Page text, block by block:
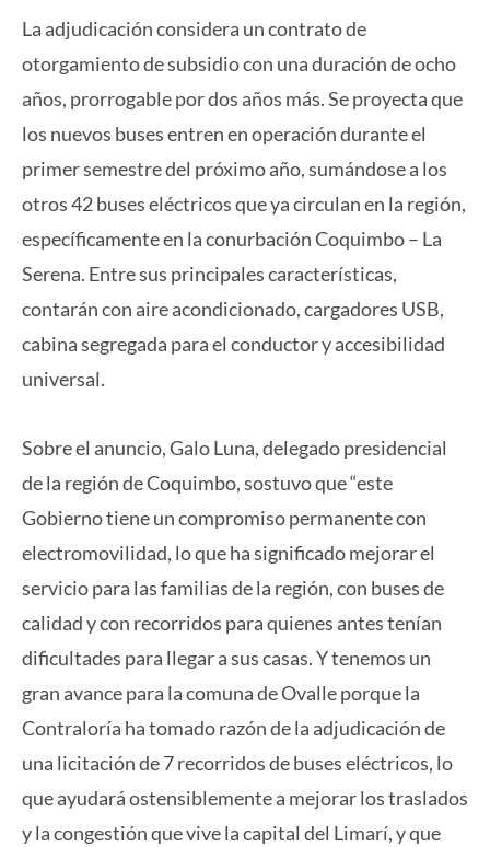
La adjudicación considera un contrato de
otorgamiento de subsidio con una duración de ocho
años, prorrogable por dos años más. Se proyecta que
los nuevos buses entren en operación durante el
primer semestre del próximo año, sumándose a los
otros 42 buses eléctricos que ya circulan en la región,
específicamente en la conurbación Coquimbo – La
Serena. Entre sus principales características,
contarán con aire acondicionado, cargadores USB,
cabina segregada para el conductor y accesibilidad
universal.
Sobre el anuncio, Galo Luna, delegado presidencial
de la región de Coquimbo, sostuvo que “este
Gobierno tiene un compromiso permanente con
electromovilidad, lo que ha significado mejorar el
servicio para las familias de la región, con buses de
calidad y con recorridos para quienes antes tenían
dificultades para llegar a sus casas. Y tenemos un
gran avance para la comuna de Ovalle porque la
Contraloría ha tomado razón de la adjudicación de
una licitación de 7 recorridos de buses eléctricos, lo
que ayudará ostensiblemente a mejorar los traslados
y la congestión que vive la capital del Limarí, y que